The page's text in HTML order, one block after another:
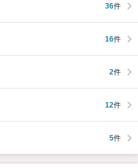
36件
16件
2件
12件
5件